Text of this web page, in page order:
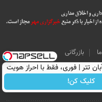
بازرگانی
All Content by Mehr News
Attribution
کلیک کن!